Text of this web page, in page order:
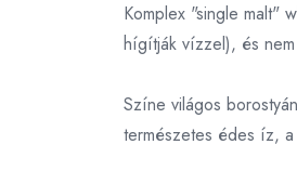
Komplex "single malt"
hígítják vízzel), és
Színe világos
természetes édes íz,